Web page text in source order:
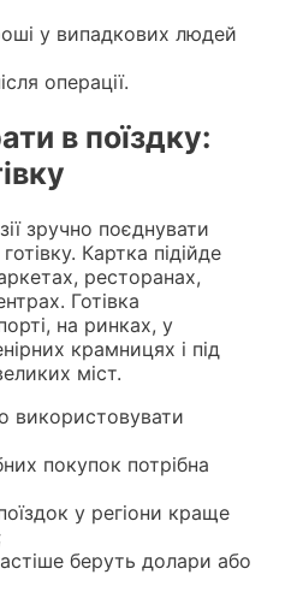
у випадкових людей
операції.
в поїздку:
зручно поєднувати
Картка підійде
ресторанах,
Готівка
на ринках, у
крамницях і під
міст.
використовувати
покупок потрібна
у регіони краще
беруть долари або